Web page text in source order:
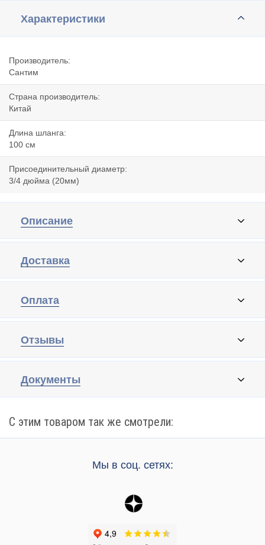
Характеристики
Производитель:
Сантим
Страна производитель:
Китай
Длина шланга:
100 cм
Присоединительный диаметр:
3/4 дюйма (20мм)
Описание
Доставка
Оплата
Отзывы
Документы
С этим товаром так же смотрели:
Мы в соц. сетях: